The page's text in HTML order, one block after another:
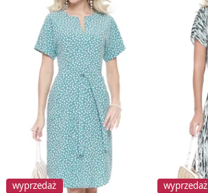
wyprzedaż wyprzedaż